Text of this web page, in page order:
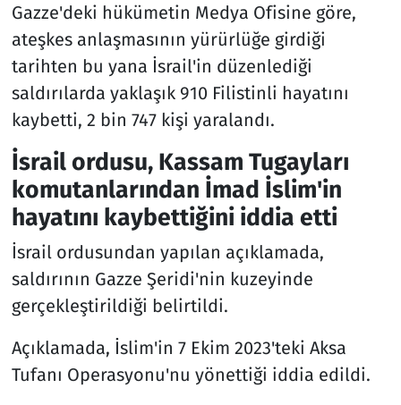
Gazze'deki hükümetin Medya Ofisine göre,
ateşkes anlaşmasının yürürlüğe girdiği
tarihten bu yana İsrail'in düzenlediği
saldırılarda yaklaşık 910 Filistinli hayatını
kaybetti, 2 bin 747 kişi yaralandı.
İsrail ordusu, Kassam Tugayları
komutanlarından İmad İslim'in
hayatını kaybettiğini iddia etti
İsrail ordusundan yapılan açıklamada,
saldırının Gazze Şeridi'nin kuzeyinde
gerçekleştirildiği belirtildi.
Açıklamada, İslim'in 7 Ekim 2023'teki Aksa
Tufanı Operasyonu'nu yönettiği iddia edildi.